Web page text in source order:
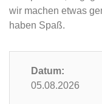
wir machen etwas
haben Spaß.
Datum:
05.08.2026